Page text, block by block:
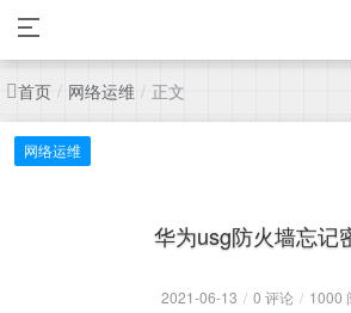
首页 / 网络运维 / 正文
网络运维
华为usg防火墙忘记
2021-06-13 / 0 评论 / 1000